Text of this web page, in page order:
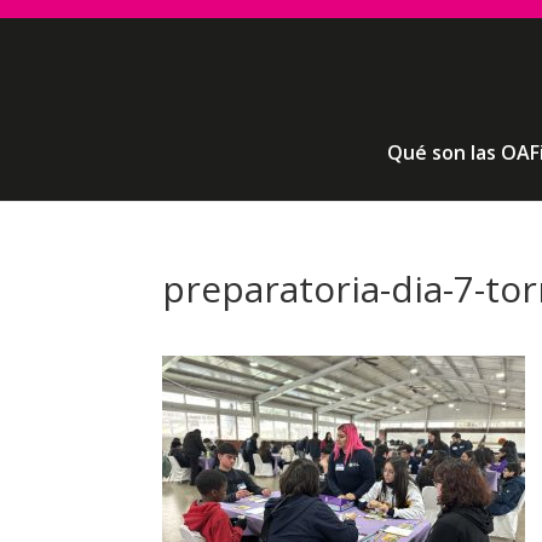
Qué son las
preparatoria-dia-7-